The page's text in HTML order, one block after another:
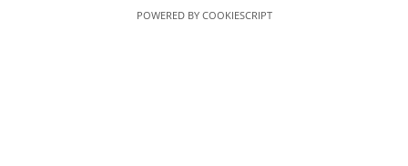
POWERED BY COOKIESCRIPT